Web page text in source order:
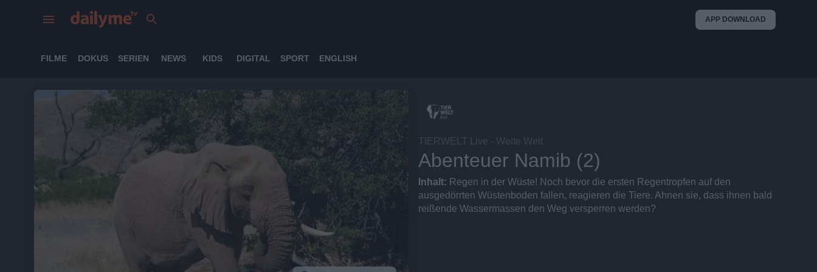
APP DOWNLOAD
FILME DOKUS SERIEN NEWS KIDS DIGITAL SPORT ENGLISH
TIERWELT Live - Weite Welt
Abenteuer Namib (2)
Inhalt: Regen in der Wüste! Noch bevor die ersten Regentropfen auf den
ausgedörrten Wüstenboden fallen, reagieren die Tiere. Ahnen sie, dass ihnen bald
reißende Wassermassen den Weg versperren werden?